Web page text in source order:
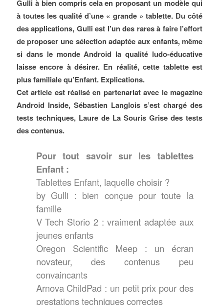
Gulli à bien compris cela en proposant un modèle qui
à toutes les qualité d’une « grande » tablette. Du côté
des applications, Gulli est l’un des rares à faire l’effort
de proposer une sélection adaptée aux enfants, même
si dans le monde Android la qualité ludo-éducative
laisse encore à désirer. En réalité, cette tablette est
plus familiale qu’Enfant. Explications.
Cet article est réalisé en partenariat avec le magazine
Android Inside, Sébastien Langlois s’est chargé des
tests techniques, Laure de La Souris Grise des tests
des contenus.
Pour tout savoir sur les tablettes
Enfant :
Tablettes Enfant, laquelle choisir ?
by Gulli : bien conçue pour toute la
famille
V Tech Storio 2 : vraiment adaptée aux
jeunes enfants
Oregon Scientific Meep : un écran
novateur, des contenus peu
convaincants
Arnova ChildPad : un petit prix pour des
prestations techniques correctes